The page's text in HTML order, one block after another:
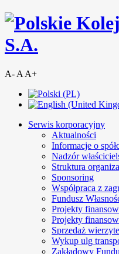
A- A A+
Serwis korporacyjny
Aktualności
Informacje o
Nadzór
Struktura
Sponsoring
Współpraca z
Fundusz
Projekty
Projekty
Sprzedaż
Wykup ulg
Zakładowy